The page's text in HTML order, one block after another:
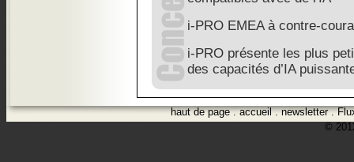
i-PRO EMEA à contre-
i-PRO présente les plus
des capacités d’IA
haut de page.accueil.newsletter.
©